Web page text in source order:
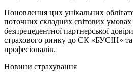
Поновлення цих унікальних
поточних складних світових умовах
безпрецедентної партнерської
страхового ринку до СК «БУСІН» та
професіоналів.
Новини страхування